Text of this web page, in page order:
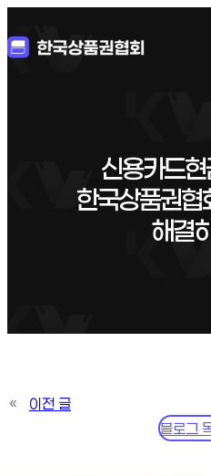
신용카드
한국상품권협
해결
«
이전 글
블로그